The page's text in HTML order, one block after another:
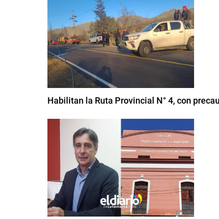
Habilitan la Ruta Provincial N° 4, con